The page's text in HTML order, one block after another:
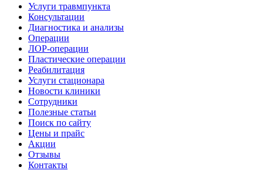
Услуги травмпункта
Консультации
Диагностика и анализы
Операции
ЛОР-операции
Пластические операции
Реабилитация
Услуги стационара
Новости клиники
Сотрудники
Полезные статьи
Поиск по сайту
Цены и прайс
Акции
Отзывы
Контакты